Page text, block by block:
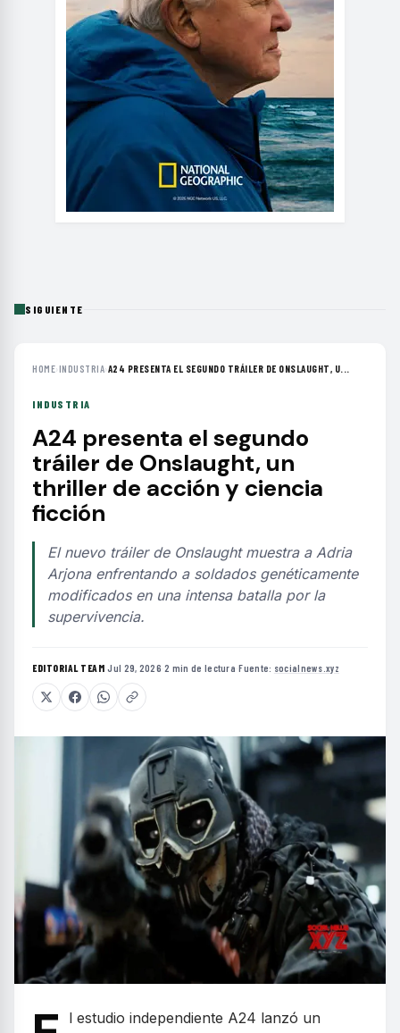
SIGUIENTE
HOME›INDUSTRIA›A24 PRESENTA EL SEGUNDO TRÁILER DE ONSLAUGHT, U...
INDUSTRIA
A24 presenta el segundo
tráiler de Onslaught, un
thriller de acción y ciencia
ficción
El nuevo tráiler de Onslaught muestra a Adria
Arjona enfrentando a soldados genéticamente
modificados en una intensa batalla por la
supervivencia.
EDITORIAL TEAM·Jul 29, 2026·2 min de lectura·Fuente: socialnews.xyz
l estudio independiente A24 lanzó un